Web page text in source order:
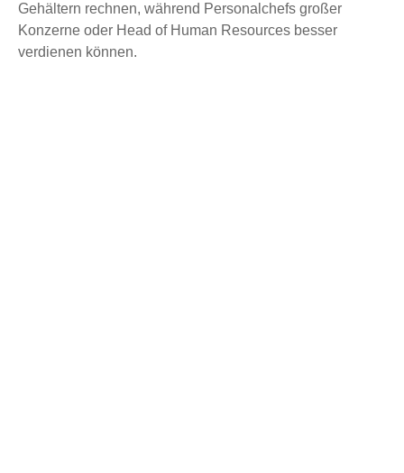
Gehältern rechnen, während Personalchefs großer
Konzerne oder Head of Human Resources besser
verdienen können.